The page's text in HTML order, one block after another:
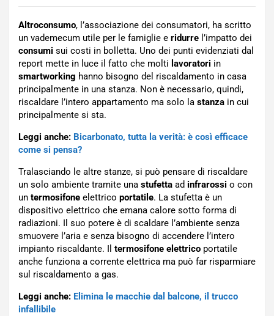
Altroconsumo, l’associazione dei consumatori, ha scritto
un vademecum utile per le famiglie e ridurre l’impatto dei
consumi sui costi in bolletta. Uno dei punti evidenziati dal
report mette in luce il fatto che molti lavoratori in
smartworking hanno bisogno del riscaldamento in casa
principalmente in una stanza. Non è necessario, quindi,
riscaldare l’intero appartamento ma solo la stanza in cui
principalmente si sta.
Leggi anche: Bicarbonato, tutta la verità: è così efficace
come si pensa?
Tralasciando le altre stanze, si può pensare di riscaldare
un solo ambiente tramite una stufetta ad infrarossi o con
un termosifone elettrico portatile. La stufetta è un
dispositivo elettrico che emana calore sotto forma di
radiazioni. Il suo potere è di scaldare l’ambiente senza
smuovere l’aria e senza bisogno di accendere l’intero
impianto riscaldante. Il termosifone elettrico portatile
anche funziona a corrente elettrica ma può far risparmiare
sul riscaldamento a gas.
Leggi anche: Elimina le macchie dal balcone, il trucco
infallibile